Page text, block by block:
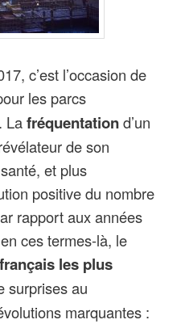
c’est l’occasion de
les parcs
Lafréquentationd’un
de son
et plus
positive du nombre
rapport aux années
ces termes-là, le
les plus
surprises au
marquantes :